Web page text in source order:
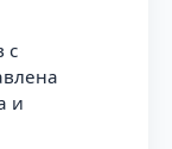
с
и